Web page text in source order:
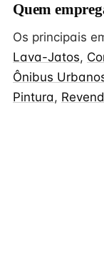
Quem
Os principais
Lava-Jatos,
Ônibus
Pintura,